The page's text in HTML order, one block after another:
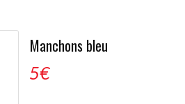
Manchons bleu
5€